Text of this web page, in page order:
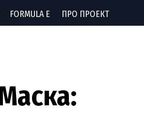
FORMULA E ПРО ПРОЕКТ